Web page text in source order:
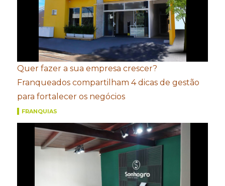
Quer fazer a sua empresa crescer?
Franqueados compartilham 4 dicas de gestão
para fortalecer os negócios
FRANQUIAS